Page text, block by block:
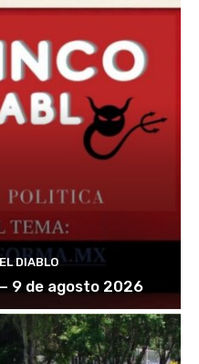
DIABLO
– 9 de agosto 2026